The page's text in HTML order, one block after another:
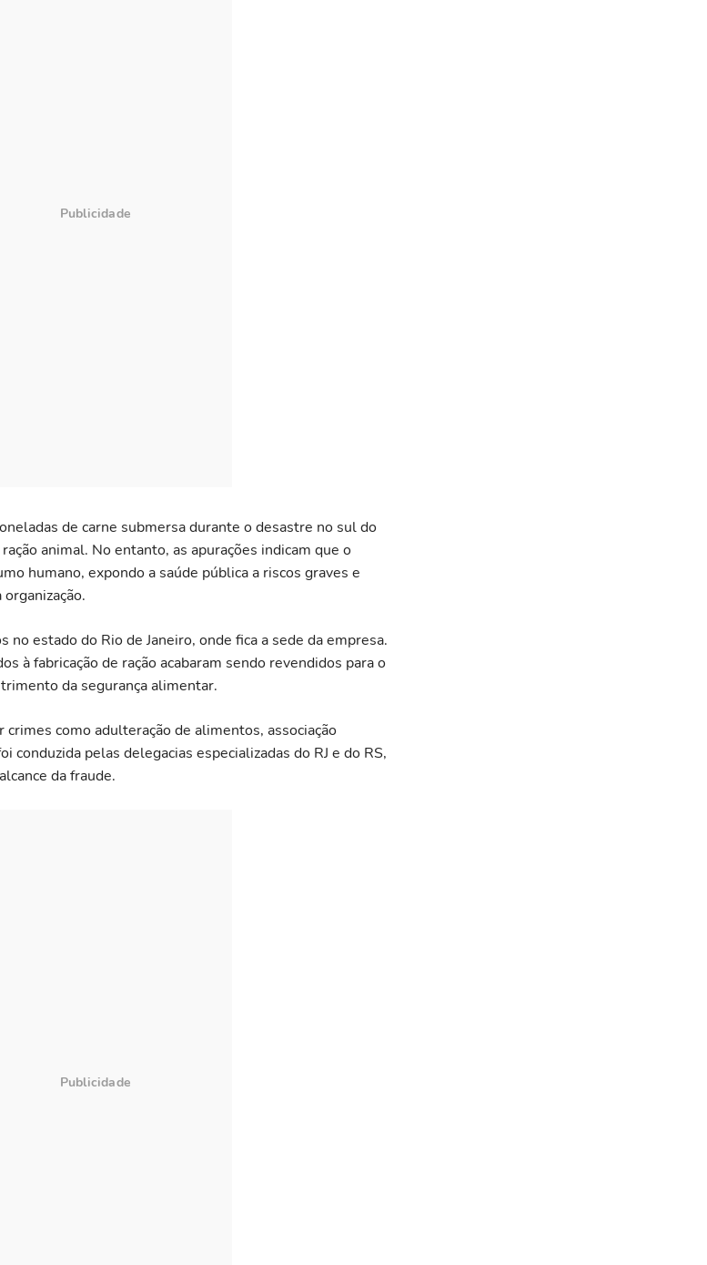
de carne submersa durante o desastre no sul do
animal. No entanto, as apurações indicam que o
humano, expondo a saúde pública a riscos graves e
no estado do Rio de Janeiro, onde fica a sede da empresa.
à fabricação de ração acabaram sendo revendidos para o
da segurança alimentar.
como adulteração de alimentos, associação
conduzida pelas delegacias especializadas do RJ e do RS,
da fraude.